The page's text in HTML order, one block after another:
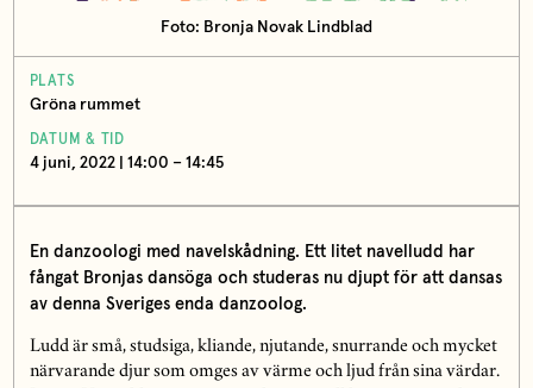
Foto: Bronja Novak Lindblad
PLATS
Gröna rummet
DATUM & TID
4 juni, 2022 | 14:00 – 14:45
En danzoologi med navelskådning. Ett litet navelludd har
fångat Bronjas dansöga och studeras nu djupt för att dansas
av denna Sveriges enda danzoolog.
Ludd är små, studsiga, kliande, njutande, snurrande och mycket
närvarande djur som omges av värme och ljud från sina värdar.